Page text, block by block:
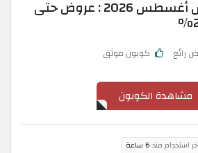
كود خصم اسوس أغسطس 2026 : عروض حتى
رائع كوبون موثق
مشاهدة الكوبون
استخدام منذ 6 ساعة